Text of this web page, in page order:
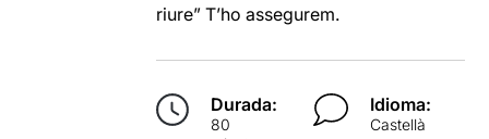
riure” T’ho assegurem.
Durada:
80
Idioma:
Castellà